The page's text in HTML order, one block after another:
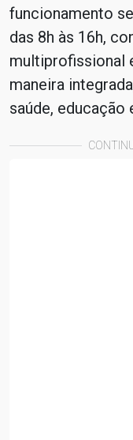
funcionamento
das 8h às 16h,
multiprofissional
maneira
saúde, educação